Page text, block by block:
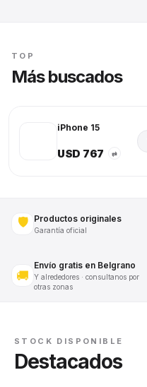
TOP
Más buscados
iPhone 15
USD 767 ⇄
🛡️ Productos originales
Garantía oficial
🚚
Envío gratis en Belgrano
Y alrededores · consultanos por
otras zonas
STOCK DISPONIBLE
Destacados